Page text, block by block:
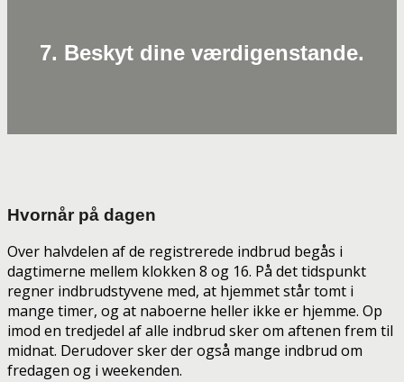
7. Beskyt dine værdigenstande.
Hvornår på dagen
Over halvdelen af de registrerede indbrud begås i
dagtimerne mellem klokken 8 og 16. På det tidspunkt
regner indbrudstyvene med, at hjemmet står tomt i
mange timer, og at naboerne heller ikke er hjemme. Op
imod en tredjedel af alle indbrud sker om aftenen frem til
midnat. Derudover sker der også mange indbrud om
fredagen og i weekenden.